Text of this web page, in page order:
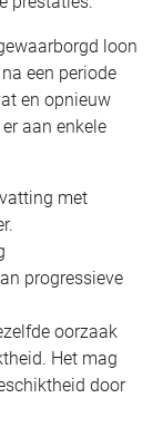
loon
een periode
en opnieuw
aan enkele
met
progressieve
oorzaak
Het mag
door